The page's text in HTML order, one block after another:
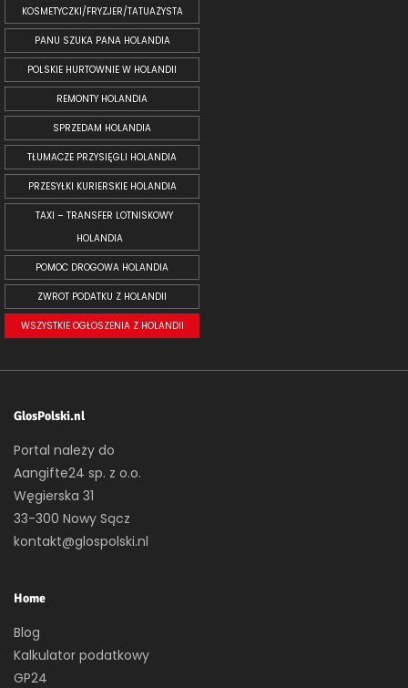
KOSMETYCZKI/FRYZJER/TATUAŻYSTA
PANU SZUKA PANA HOLANDIA
POLSKIE HURTOWNIE W HOLANDII
REMONTY HOLANDIA
SPRZEDAM HOLANDIA
TŁUMACZE PRZYSIĘGLI HOLANDIA
PRZESYŁKI KURIERSKIE HOLANDIA
TAXI – TRANSFER LOTNISKOWY
HOLANDIA
POMOC DROGOWA HOLANDIA
ZWROT PODATKU Z HOLANDII
WSZYSTKIE OGŁOSZENIA Z HOLANDII
GlosPolski.nl
Portal należy do
Aangifte24 sp. z o.o.
Węgierska 31
33-300 Nowy Sącz
kontakt@glospolski.nl
Home
Blog
Kalkulator podatkowy
GP24